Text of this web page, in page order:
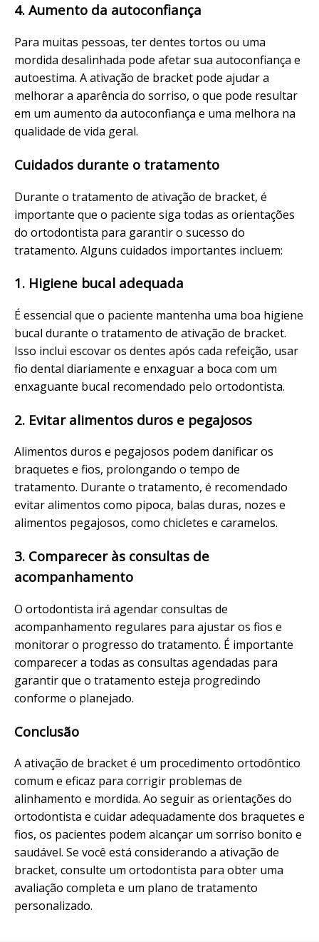
4. Aumento da autoconfiança
Para muitas pessoas, ter dentes tortos ou uma
mordida desalinhada pode afetar sua autoconfiança e
autoestima. A ativação de bracket pode ajudar a
melhorar a aparência do sorriso, o que pode resultar
em um aumento da autoconfiança e uma melhora na
qualidade de vida geral.
Cuidados durante o tratamento
Durante o tratamento de ativação de bracket, é
importante que o paciente siga todas as orientações
do ortodontista para garantir o sucesso do
tratamento. Alguns cuidados importantes incluem:
1. Higiene bucal adequada
É essencial que o paciente mantenha uma boa higiene
bucal durante o tratamento de ativação de bracket.
Isso inclui escovar os dentes após cada refeição, usar
fio dental diariamente e enxaguar a boca com um
enxaguante bucal recomendado pelo ortodontista.
2. Evitar alimentos duros e pegajosos
Alimentos duros e pegajosos podem danificar os
braquetes e fios, prolongando o tempo de
tratamento. Durante o tratamento, é recomendado
evitar alimentos como pipoca, balas duras, nozes e
alimentos pegajosos, como chicletes e caramelos.
3. Comparecer às consultas de
acompanhamento
O ortodontista irá agendar consultas de
acompanhamento regulares para ajustar os fios e
monitorar o progresso do tratamento. É importante
comparecer a todas as consultas agendadas para
garantir que o tratamento esteja progredindo
conforme o planejado.
Conclusão
A ativação de bracket é um procedimento ortodôntico
comum e eficaz para corrigir problemas de
alinhamento e mordida. Ao seguir as orientações do
ortodontista e cuidar adequadamente dos braquetes e
fios, os pacientes podem alcançar um sorriso bonito e
saudável. Se você está considerando a ativação de
bracket, consulte um ortodontista para obter uma
avaliação completa e um plano de tratamento
personalizado.